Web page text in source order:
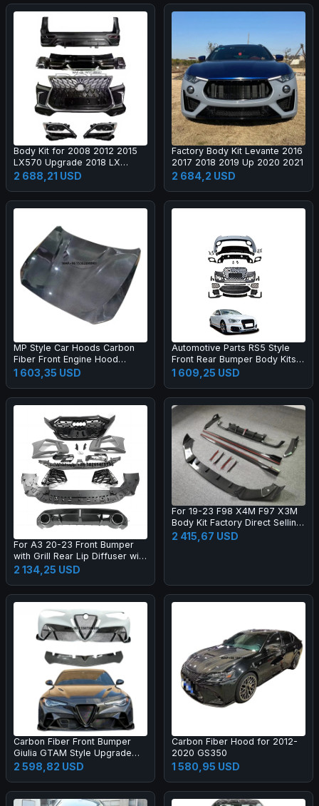
Body Kit for 2008 2012 2015
LX570 Upgrade 2018 LX
Super Sport Grille Bumper Led
Headlamp Fog Lamp Tail Light
2 688,21 USD
Factory Body Kit Levante 2016
2017 2018 2019 Up 2020 2021
2 684,2 USD
MP Style Car Hoods Carbon
Fiber Front Engine Hood
Bonnet for M2C F87 F22
1 603,35 USD
Automotive Parts RS5 Style
Front Rear Bumper Body Kits
for A5 S5 B8.5 2013-2016
Upgrade 2017-2019 Body Kit
1 609,25 USD
For A3 20-23 Front Bumper
with Grill Rear Lip Diffuser with
Muffler Tip Full RS3 Style
Body Kit
2 134,25 USD
For 19-23 F98 X4M F97 X3M
Body Kit Factory Direct Selling
Carbon Fiber AE Style Front
Bumper Edge Rear Diffuser
2 415,67 USD
Carbon Fiber Front Bumper
Giulia GTAM Style Upgrade
Black Color One Year Warranty
2 598,82 USD
Carbon Fiber Hood for 2012-
2020 GS350
1 580,95 USD